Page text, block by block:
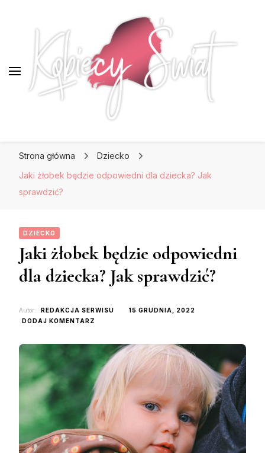
KobiecySwiat.pl
Prawdziwa strona dla Pań, które lubią być na
czasie z modą i najnowszymi trendami.
Strona główna
Dziecko
Jaki żłobek będzie odpowiedni dla dziecka? Jak
sprawdzić?
DZIECKO
Jaki żłobek będzie odpowiedni
dla dziecka? Jak sprawdzić?
Autor: REDAKCJA SERWISU
15 GRUDNIA, 2022
DODAJ KOMENTARZ
BĘDZIE
ODPOWIEDNI
DLA
DZIECKA?
JAK
SPRAWDZIĆ?